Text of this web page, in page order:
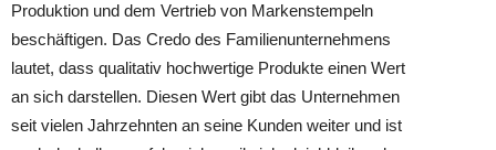
Produktion und dem Vertrieb von Markenstempeln
beschäftigen. Das Credo des Familienunternehmens
lautet, dass qualitativ hochwertige Produkte einen Wert
an sich darstellen. Diesen Wert gibt das Unternehmen
seit vielen Jahrzehnten an seine Kunden weiter und ist